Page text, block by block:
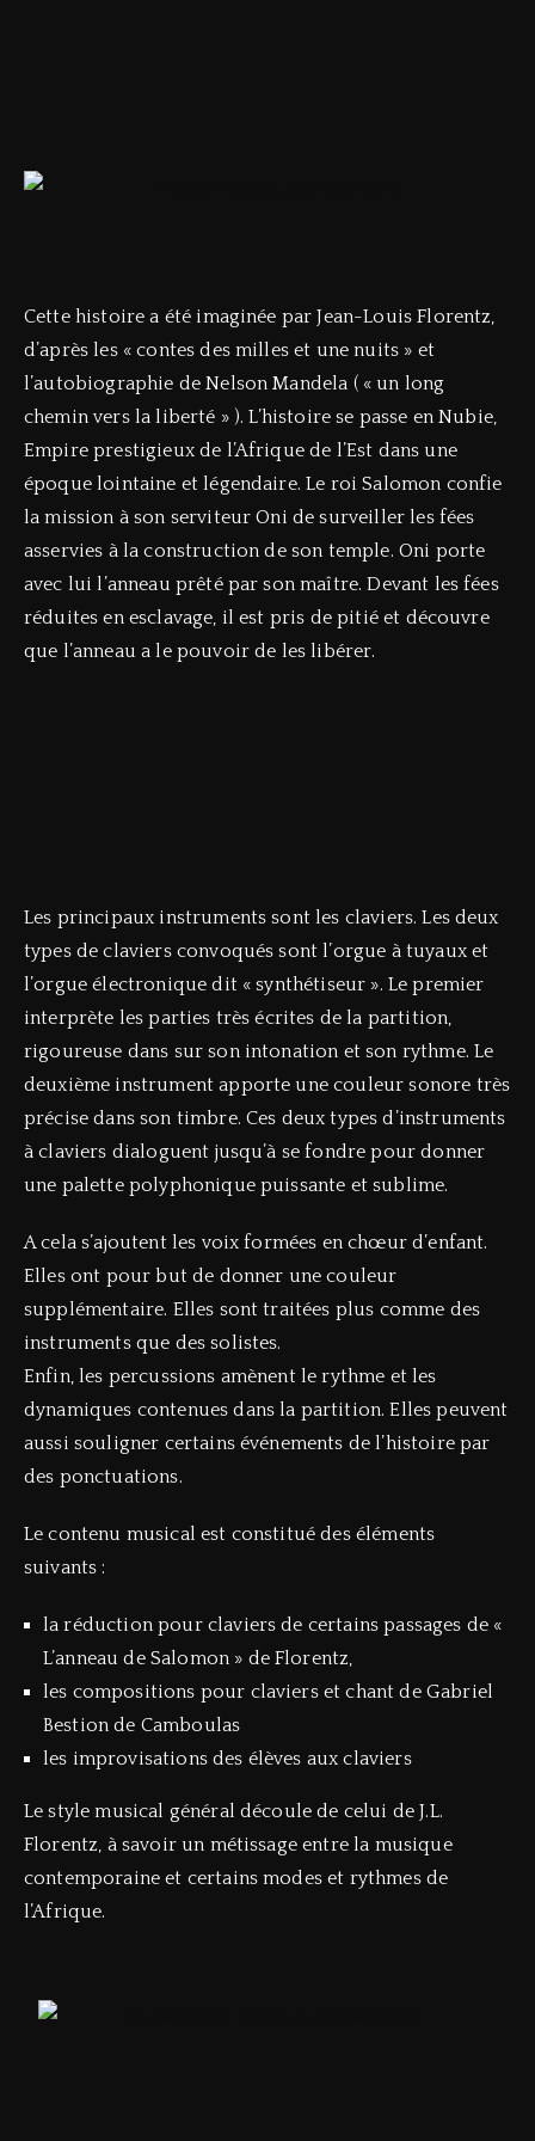
Cette histoire a été imaginée par Jean-Louis Florentz,
d’après les « contes des milles et une nuits » et
l’autobiographie de Nelson Mandela ( « un long
chemin vers la liberté » ). L’histoire se passe en Nubie,
Empire prestigieux de l’Afrique de l’Est dans une
époque lointaine et légendaire. Le roi Salomon confie
la mission à son serviteur Oni de surveiller les fées
asservies à la construction de son temple. Oni porte
avec lui l’anneau prêté par son maître. Devant les fées
réduites en esclavage, il est pris de pitié et découvre
que l’anneau a le pouvoir de les libérer.
Les principaux instruments sont les claviers. Les deux
types de claviers convoqués sont l’orgue à tuyaux et
l’orgue électronique dit « synthétiseur ». Le premier
interprète les parties très écrites de la partition,
rigoureuse dans sur son intonation et son rythme. Le
deuxième instrument apporte une couleur sonore très
précise dans son timbre. Ces deux types d’instruments
à claviers dialoguent jusqu’à se fondre pour donner
une palette polyphonique puissante et sublime.
A cela s’ajoutent les voix formées en chœur d’enfant.
Elles ont pour but de donner une couleur
supplémentaire. Elles sont traitées plus comme des
instruments que des solistes.
Enfin, les percussions amènent le rythme et les
dynamiques contenues dans la partition. Elles peuvent
aussi souligner certains événements de l’histoire par
des ponctuations.
Le contenu musical est constitué des éléments
suivants :
la réduction pour claviers de certains passages de «
L’anneau de Salomon » de Florentz,
les compositions pour claviers et chant de Gabriel
Bestion de Camboulas
les improvisations des élèves aux claviers
Le style musical général découle de celui de J.L.
Florentz, à savoir un métissage entre la musique
contemporaine et certains modes et rythmes de
l’Afrique.